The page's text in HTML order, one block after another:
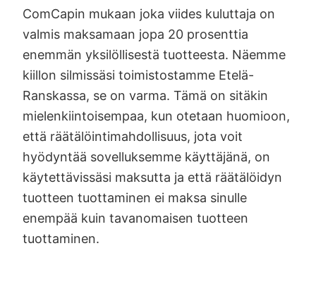
ComCapin mukaan joka viides kuluttaja on
valmis maksamaan jopa 20 prosenttia
enemmän yksilöllisestä tuotteesta. Näemme
kiillon silmissäsi toimistostamme Etelä-
Ranskassa, se on varma. Tämä on sitäkin
mielenkiintoisempaa, kun otetaan huomioon,
että räätälöintimahdollisuus, jota voit
hyödyntää sovelluksemme käyttäjänä, on
käytettävissäsi maksutta ja että räätälöidyn
tuotteen tuottaminen ei maksa sinulle
enempää kuin tavanomaisen tuotteen
tuottaminen.